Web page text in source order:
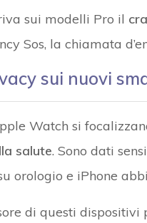
sui modelli Pro il
Sos, la chiamata
sui nuovi
Watch si
salute. Sono dati
orologio e iPhone
di questi